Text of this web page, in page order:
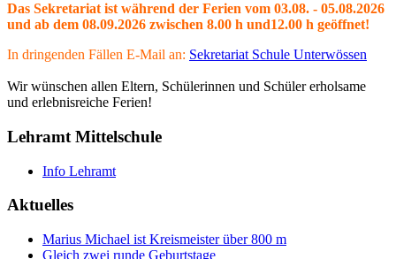
Das Sekretariat ist während der Ferien vom 03.08. - 05.08.2026
und ab dem 08.09.2026 zwischen 8.00 h und12.00 h geöffnet!
In dringenden Fällen E-Mail an: Sekretariat Schule Unterwössen
Wir wünschen allen Eltern, Schülerinnen und Schüler erholsame
und erlebnisreiche Ferien!
Lehramt Mittelschule
Info Lehramt
Aktuelles
Marius Michael ist Kreismeister über 800 m
Gleich zwei runde Geburtstage